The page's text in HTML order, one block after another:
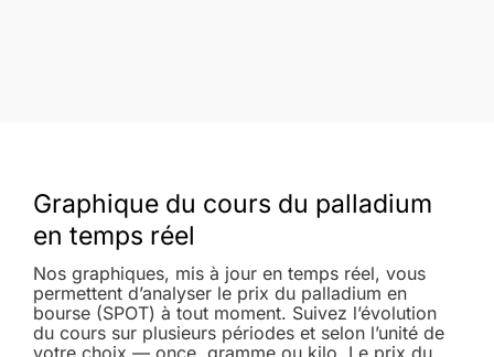
Graphique du cours du palladium
en temps réel
Nos graphiques, mis à jour en temps réel, vous
permettent d’analyser le prix du palladium en
bourse (SPOT) à tout moment. Suivez l’évolution
du cours sur plusieurs périodes et selon l’unité de